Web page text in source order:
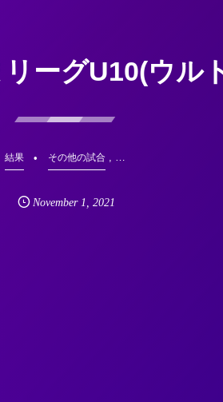
ーグU10(ウル
結果 その他の試合, …
November 1,2021